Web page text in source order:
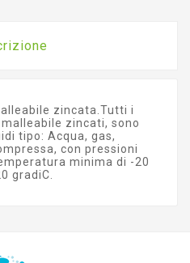
zincata.Tutti i
zincati, sono
tipo: Acqua, gas,
con pressioni
minima di -20
gradiC.